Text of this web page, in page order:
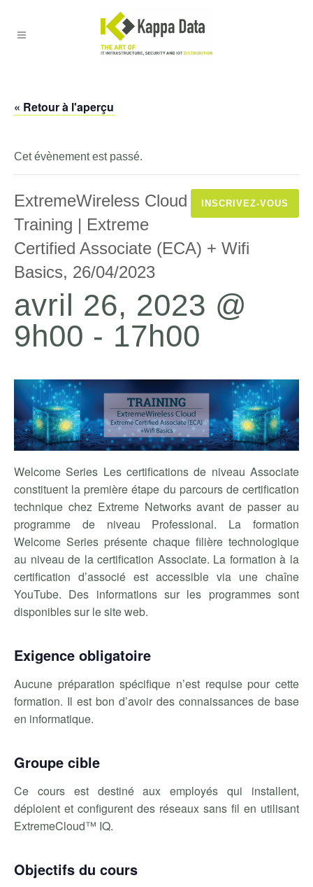
« Retour à l'aperçu
Cet évènement est passé.
INSCRIVEZ-VOUS
ExtremeWireless Cloud
Training | Extreme
Certified Associate (ECA) + Wifi
Basics, 26/04/2023
avril 26, 2023 @
9h00 - 17h00
Welcome Series Les certifications de niveau Associate
constituent la première étape du parcours de certification
technique chez Extreme Networks avant de passer au
programme de niveau Professional. La formation
Welcome Series présente chaque filière technologique
au niveau de la certification Associate. La formation à la
certification d’associé est accessible via une chaîne
YouTube. Des informations sur les programmes sont
disponibles sur le site web.
Exigence obligatoire
Aucune préparation spécifique n’est requise pour cette
formation. Il est bon d’avoir des connaissances de base
en informatique.
Groupe cible
Ce cours est destiné aux employés qui installent,
déploient et configurent des réseaux sans fil en utilisant
ExtremeCloud™ IQ.
Objectifs du cours